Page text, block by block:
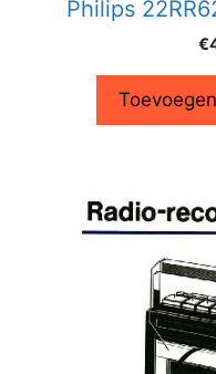
Philips
€